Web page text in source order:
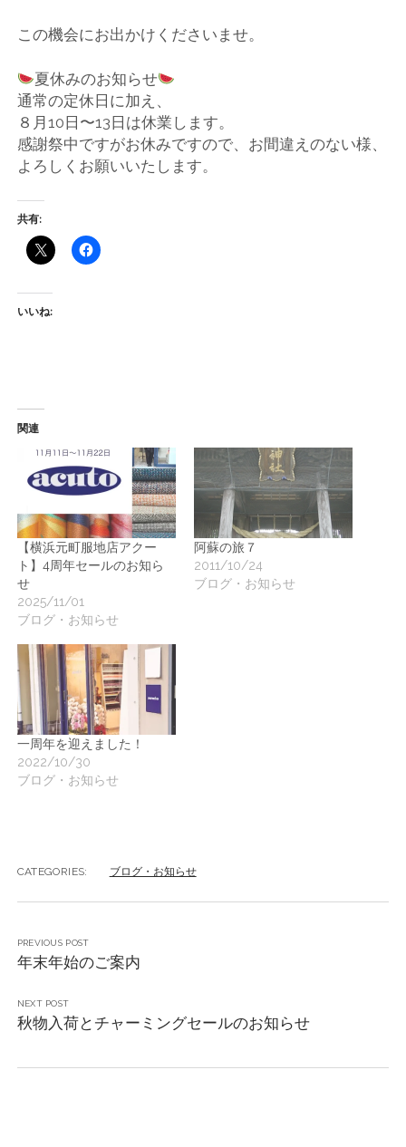
この機会にお出かけくださいませ。
夏休みのお知らせ
通常の定休日に加え、
８月10日〜13日は休業します。
感謝祭中ですがお休みですので、お間違えのない様、
よろしくお願いいたします。
共有:
いいね:
関連
【横浜元町服地店アクー
ト】4周年セールのお知ら
せ
2025/11/01
ブログ・お知らせ
阿蘇の旅７
2011/10/24
ブログ・お知らせ
一周年を迎えました！
2022/10/30
ブログ・お知らせ
CATEGORIES: ブログ・お知らせ
PREVIOUS POST
年末年始のご案内
NEXT POST
秋物入荷とチャーミングセールのお知らせ